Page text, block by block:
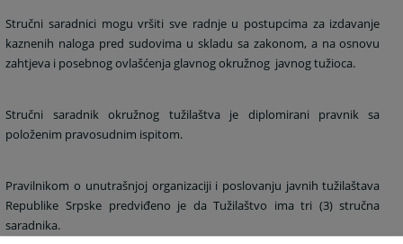
Stručni saradnici mogu vršiti sve radnje u postupcima za izdavanje
kaznenih naloga pred sudovima u skladu sa zakonom, a na osnovu
zahtjeva i posebnog ovlašćenja glavnog okružnog javnog tužioca.
Stručni saradnik okružnog tužilaštva je diplomirani pravnik sa
položenim pravosudnim ispitom.
Pravilnikom o unutrašnjoj organizaciji i poslovanju javnih tužilaštava
Republike Srpskepredviđeno je da Tužilaštvo ima tri (3) stručna
saradnika.